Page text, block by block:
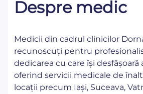
Despre medic
Medicii din cadrul clinicilor
recunoscuți pentru
dedicarea cu care își desfășoară
oferind servicii medicale de
locații precum Iași, Suceava,